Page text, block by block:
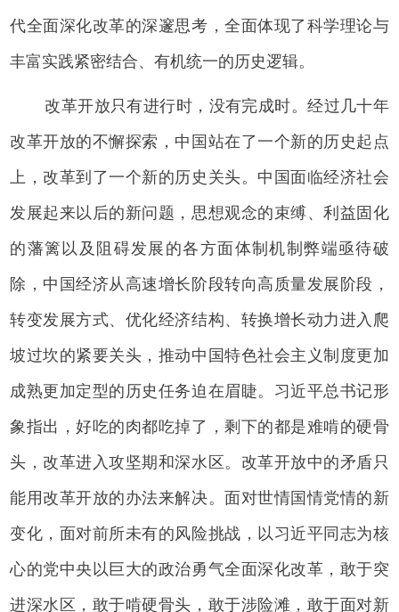
代全面深化改革的深邃思考，全面体现了科学理论与
丰富实践紧密结合、有机统一的历史逻辑。
改革开放只有进行时，没有完成时。经过几十年
改革开放的不懈探索，中国站在了一个新的历史起点
上，改革到了一个新的历史关头。中国面临经济社会
发展起来以后的新问题，思想观念的束缚、利益固化
的藩篱以及阻碍发展的各方面体制机制弊端亟待破
除，中国经济从高速增长阶段转向高质量发展阶段，
转变发展方式、优化经济结构、转换增长动力进入爬
坡过坎的紧要关头，推动中国特色社会主义制度更加
成熟更加定型的历史任务迫在眉睫。习近平总书记形
象指出，好吃的肉都吃掉了，剩下的都是难啃的硬骨
头，改革进入攻坚期和深水区。改革开放中的矛盾只
能用改革开放的办法来解决。面对世情国情党情的新
变化，面对前所未有的风险挑战，以习近平同志为核
心的党中央以巨大的政治勇气全面深化改革，敢于突
进深水区，敢于啃硬骨头，敢于涉险滩，敢于面对新